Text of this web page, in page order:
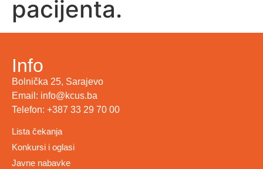
pacijenta.
Info
Bolnička 25, Sarajevo
Email: info@kcus.ba
Telefon: +387 33 29 70 00
Lista čekanja
Konkursi i oglasi
Javne nabavke